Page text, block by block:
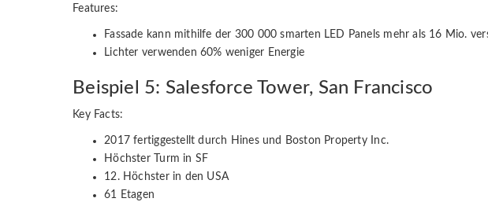
Features:
Fassade kann mithilfe der 300 000 smarten LED Panels mehr als 16 Mio.
Lichter verwenden 60% weniger Energie
Beispiel 5: Salesforce Tower, San Francisco
Key Facts:
2017 fertiggestellt durch Hines und Boston Property Inc.
Höchster Turm in SF
12. Höchster in den USA
61 Etagen